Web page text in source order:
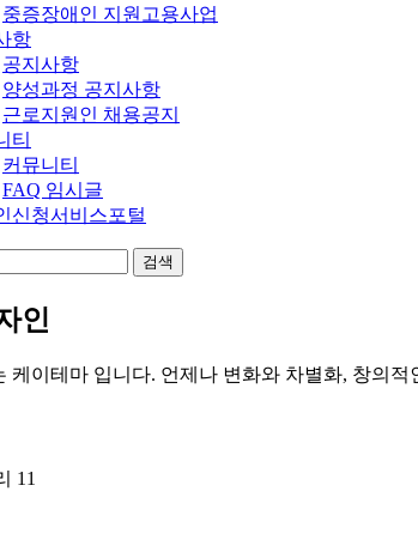
중증장애인 지원고용사업
항
공지사항
양성과정 공지사항
근로지원인 채용공지
티
커뮤니티
FAQ 임시글
신청서비스포털
인
케이테마 입니다. 언제나 변화와 차별화, 창의
11